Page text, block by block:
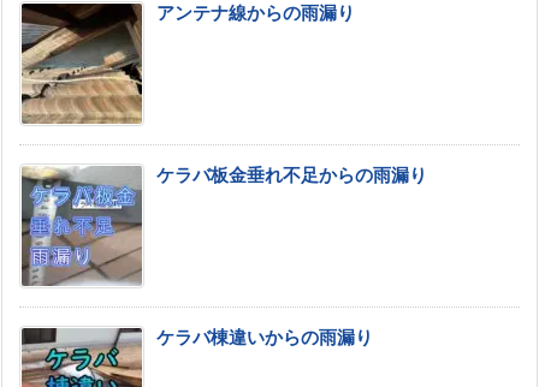
アンテナ線からの雨漏り
ケラバ板金垂れ不足からの雨漏り
ケラバ棟違いからの雨漏り